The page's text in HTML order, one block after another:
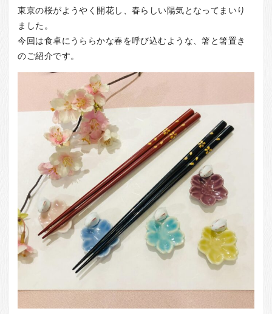
お客様の声
店舗紹介
箸ブログ
東京の桜がようやく開花し、春らしい陽気となってまいり
ました。
今回は食卓にうららかな春を呼び込むような、箸と箸置き
のご紹介です。